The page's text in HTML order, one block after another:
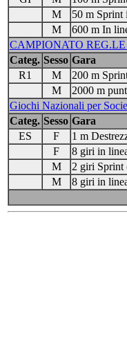
M
50 m Sprint
M
600 m In
CAMPIONATO REG.LE
Categ. Sesso Gara
R1
M 200 m
M
2000 m
Giochi Nazionali per
Categ. Sesso Gara
ES
F 1 m
F
8 giri in
M
2 giri Sprint
M
8 giri in